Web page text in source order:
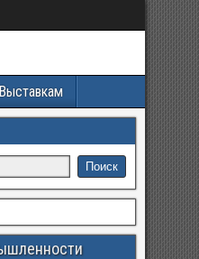
Выставкам